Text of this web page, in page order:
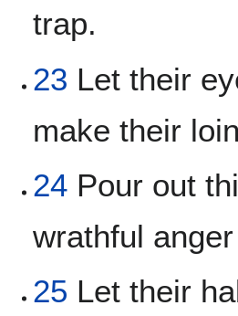
trap.
23 Let their
make their
24 Pour out
wrathful
25 Let their